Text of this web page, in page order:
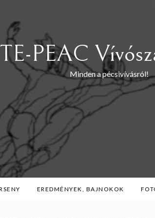
PEAC
Minden a pécsivívásról!
EREDMÉNYEK, BAJNOKOK